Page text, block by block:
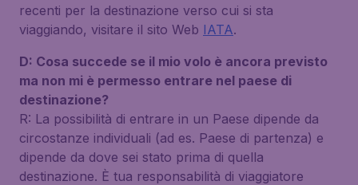
recenti per la destinazione verso cui si sta
viaggiando, visitare il sito Web IATA.
D: Cosa succede se il mio volo è ancora previsto
ma non mi è permesso entrare nel paese di
destinazione?
R: La possibilità di entrare in un Paese dipende da
circostanze individuali (ad es. Paese di partenza) e
dipende da dove sei stato prima di quella
destinazione. È tua responsabilità di viaggiatore